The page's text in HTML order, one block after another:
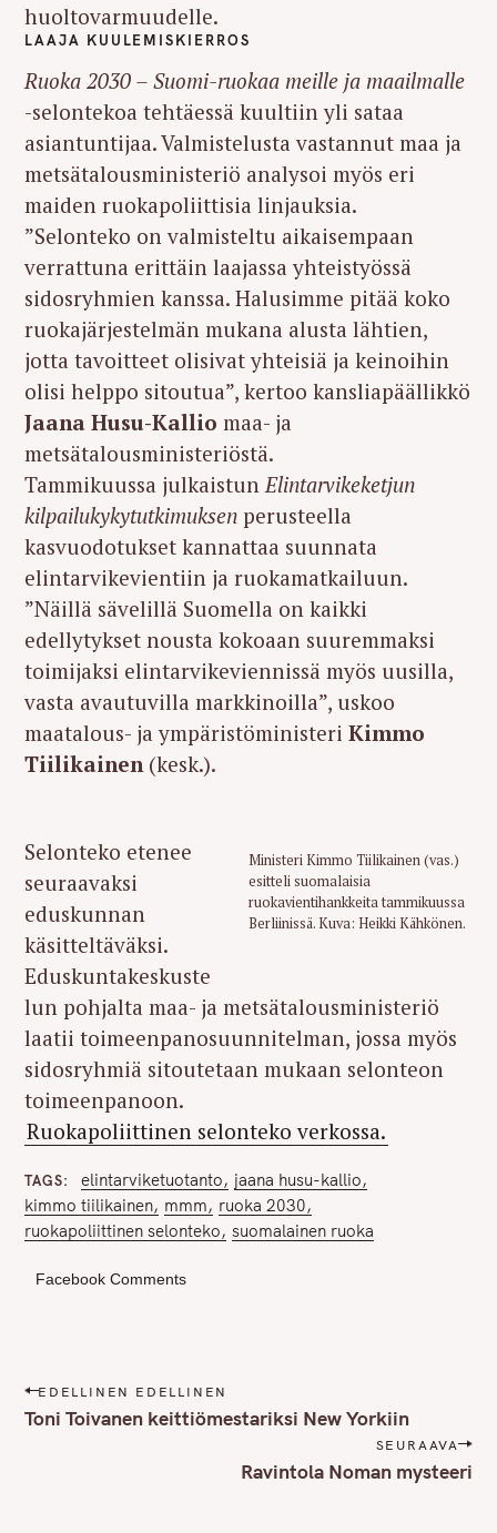
huoltovarmuudelle.
LAAJA KUULEMISKIERROS
Ruoka 2030 – Suomi-ruokaa meille ja maailmalle
-selontekoa tehtäessä kuultiin yli sataa
asiantuntijaa. Valmistelusta vastannut maa ja
metsätalousministeriö analysoi myös eri
maiden ruokapoliittisia linjauksia.
”Selonteko on valmisteltu aikaisempaan
verrattuna erittäin laajassa yhteistyössä
sidosryhmien kanssa. Halusimme pitää koko
ruokajärjestelmän mukana alusta lähtien,
jotta tavoitteet olisivat yhteisiä ja keinoihin
olisi helppo sitoutua”, kertoo kansliapäällikkö
Jaana Husu-Kallio maa- ja
metsätalousministeriöstä.
Tammikuussa julkaistunElintarvikeketjun
kilpailukykytutkimuksen perusteella
kasvuodotukset kannattaa suunnata
elintarvikevientiin ja ruokamatkailuun.
”Näillä sävelillä Suomella on kaikki
edellytykset nousta kokoaan suuremmaksi
toimijaksi elintarvikeviennissä myös uusilla,
vasta avautuvilla markkinoilla”, uskoo
maatalous- ja ympäristöministeri Kimmo
Tiilikainen (kesk.).
Ministeri Kimmo Tiilikainen (vas.)
esitteli suomalaisia
ruokavientihankkeita tammikuussa
Berliinissä. Kuva: Heikki Kähkönen.
Selonteko etenee
seuraavaksi
eduskunnan
käsitteltäväksi.
Eduskuntakeskuste
lun pohjalta maa- ja metsätalousministeriö
laatii toimeenpanosuunnitelman, jossa myös
sidosryhmiä sitoutetaan mukaan selonteon
toimeenpanoon.
Ruokapoliittinen selonteko verkossa.
TAGS elintarviketuotanto
jaana husu-kallio
kimmo tiilikainen mmm
ruoka 2030
ruokapoliittinen selonteko suomalainen ruoka
Facebook Comments
P
o
EDELLINEN EDELLINEN
Toni Toivanen keittiömestariksi New Yorkiin
SEURAAVA
Ravintola Noman mysteeri